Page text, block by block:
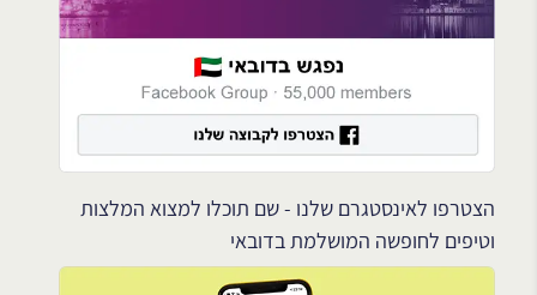
הצטרפו לאינסטגרם שלנו - שם תוכלו למצוא המלצות
וטיפים לחופשה המושלמת בדובאי